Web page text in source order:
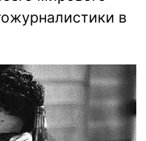
в